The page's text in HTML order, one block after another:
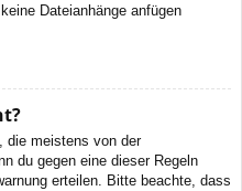
Dateianhänge anfügen
die meistens von der
du gegen eine dieser Regeln
erteilen. Bitte beachte, dass